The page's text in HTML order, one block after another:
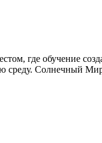
где обучение
среду. Солнечный